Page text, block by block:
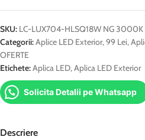
SKU: LC-LUX704-HLSQ18W NG 3000K
Categorii:Aplice LED Exterior,99 Lei,
OFERTE
Etichete:Aplica LED,Aplica LED Exterior
Solicita Detalii pe Whatsapp
Descriere